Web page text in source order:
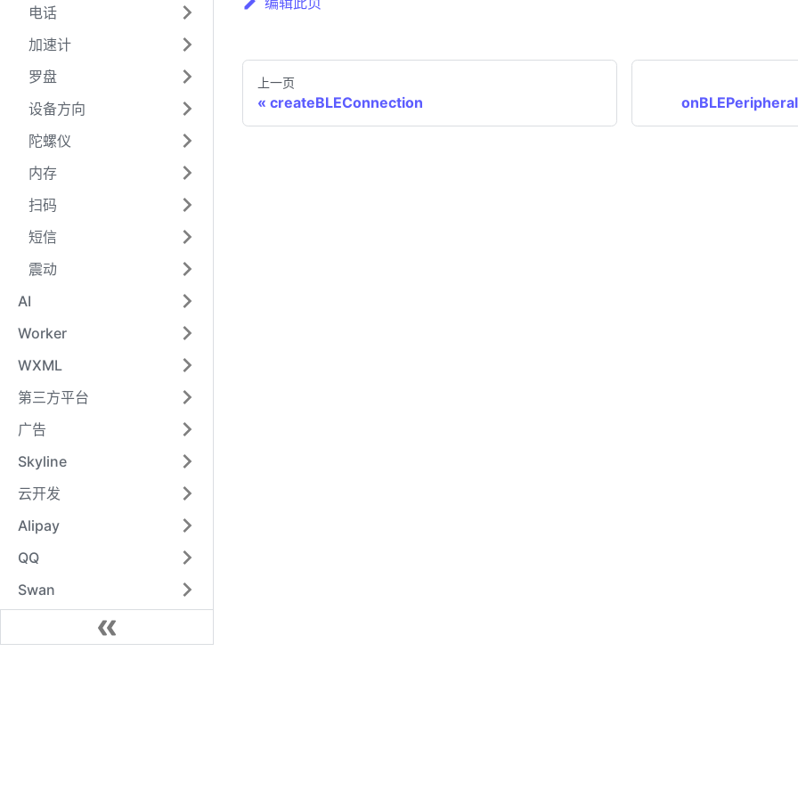
电话
加速计
罗盘
设备方向
陀螺仪
内存
扫码
短信
震动
AI
Worker
WXML
第三方平台
广告
Skyline
云开发
Alipay
QQ
Swan
上一页
createBLEConnection